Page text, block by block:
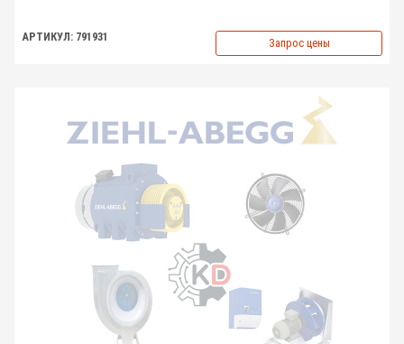
АРТИКУЛ: 791931 Запрос цены